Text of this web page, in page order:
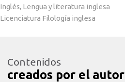
Inglés, Lengua y literatura inglesa
Licenciatura Filología inglesa
Contenidos
creados por el autor